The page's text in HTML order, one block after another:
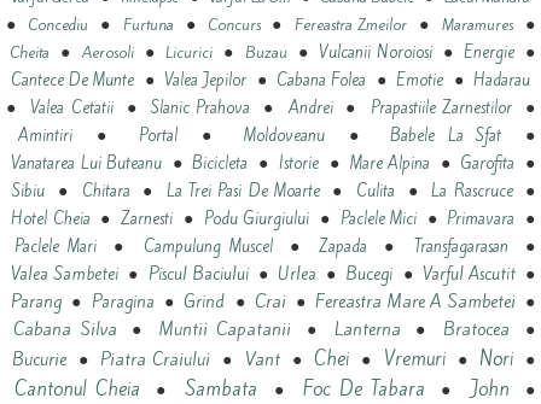
● Concediu ● Furtuna ● Concurs● Fereastra Zmeilor ●Maramures ●
Cheita ●Aerosoli●Licurici ● Buzau ● Vulcanii Noroiosi●Energie ●
Cantece De Munte ● Valea Jepilor ● Cabana Folea ●Emotie ●Hadarau
● Valea Cetatii●Slanic Prahova ●Andrei● Prapastiile Zarnestilor ●
Amintiri ● Portal● Moldoveanu●Babele La Sfat●
Vanatarea Lui Buteanu●Bicicleta ●Istorie ● Mare Alpina ● Garofita ●
Sibiu ● Chitara ● La Trei Pasi De Moarte● Culita ●La Rascruce●
Hotel Cheia ●Zarnesti ● Podu Giurgiului ● Paclele Mici● Primavara ●
Paclele Mari● Campulung Muscel●Zapada ●Transfagarasan ●
Valea Sambetei ● Piscul Baciului● Urlea ● Bucegi ● Varful Ascutit●
Parang ● Paragina ● Grind ● Crai●Fereastra Mare A Sambetei●
Cabana Silva ●Muntii Capatanii● Lanterna ● Bratocea ●
Bucurie● Piatra Craiului ● Vant●Chei ● Vremuri● Nori ●
Cantonul Cheia ●Sambata ●Foc De Tabara ● John ●